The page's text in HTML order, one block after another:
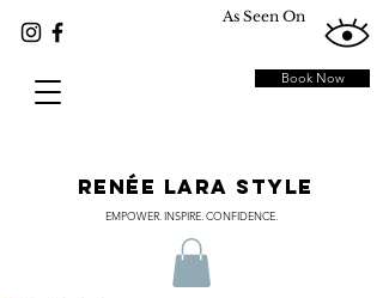
RENÉE LARA STYLE
EMPOWER. INSPIRE. CONFIDENCE.
As Seen On
Book Now